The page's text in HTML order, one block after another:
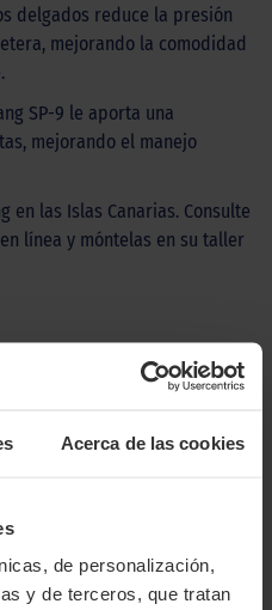
Acerca de las cookies
de personalización,
y de terceros, que tratan
delgados reduce la presión
mejorando la comodidad
SP-9 le aporta una
mejorando el manejo
en las Islas Canarias. Consulte
línea y móntelas en su taller
carretera como por caminos